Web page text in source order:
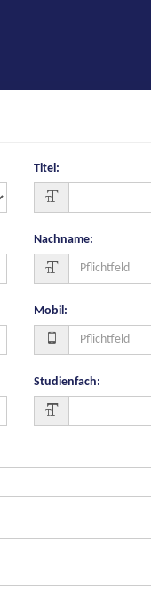
Titel:
Nachname:
Mobil:
Studienfach: